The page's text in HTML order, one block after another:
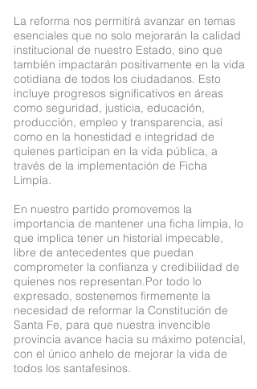
La reforma nos permitirá avanzar en temas
esenciales que no solo mejorarán la calidad
institucional de nuestro Estado, sino que
también impactarán positivamente en la vida
cotidiana de todos los ciudadanos. Esto
incluye progresos significativos en áreas
como seguridad, justicia, educación,
producción, empleo y transparencia, así
como en la honestidad e integridad de
quienes participan en la vida pública, a
través de la implementación de Ficha
Limpia.
En nuestro partido promovemos la
importancia de mantener una ficha limpia, lo
que implica tener un historial impecable,
libre de antecedentes que puedan
comprometer la confianza y credibilidad de
quienes nos representan.Por todo lo
expresado, sostenemos firmemente la
necesidad de reformar la Constitución de
Santa Fe, para que nuestra invencible
provincia avance hacia su máximo potencial,
con el único anhelo de mejorar la vida de
todos los santafesinos.